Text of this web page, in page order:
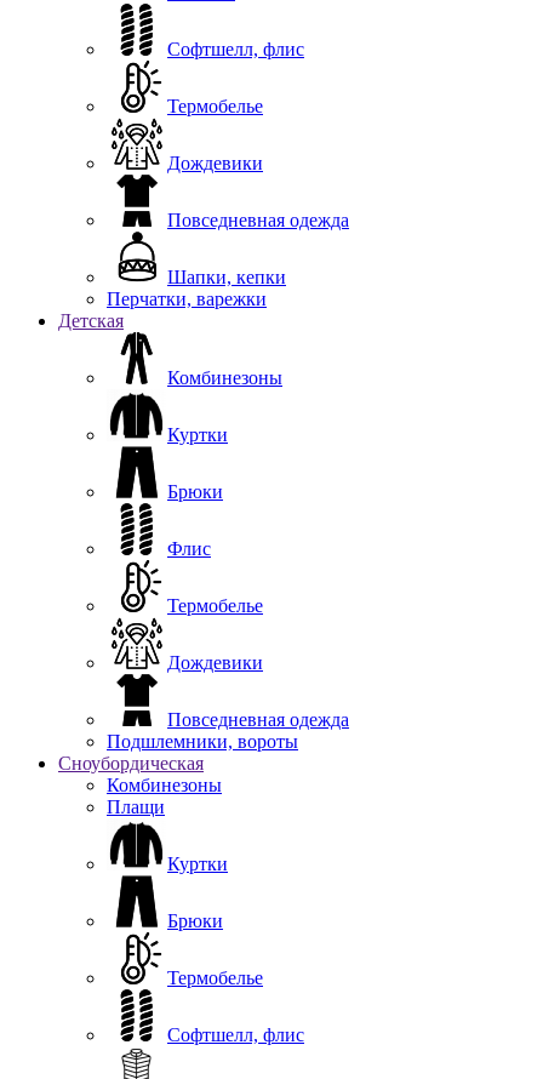
Софтшелл, флис
Термобелье
Дождевики
Повседневная одежда
Шапки, кепки
Перчатки, варежки
Детская
Комбинезоны
Куртки
Брюки
Флис
Термобелье
Дождевики
Повседневная одежда
Подшлемники, вороты
Сноубордическая
Комбинезоны
Плащи
Куртки
Брюки
Термобелье
Софтшелл, флис